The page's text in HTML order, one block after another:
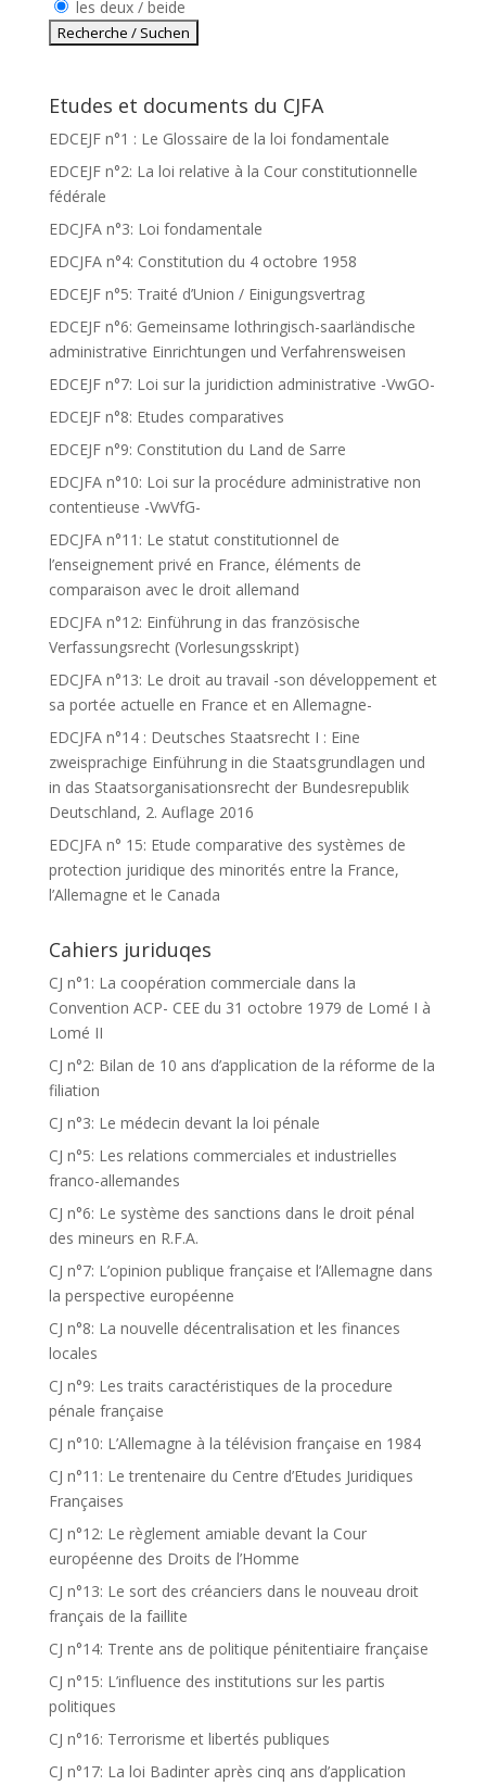
les deux / beide
Etudes et documents du CJFA
EDCEJF n°1 : Le Glossaire de la loi fondamentale
EDCEJF n°2: La loi relative à la Cour constitutionnelle
fédérale
EDCJFA n°3: Loi fondamentale
EDCJFA n°4: Constitution du 4 octobre 1958
EDCEJF n°5: Traité d’Union / Einigungsvertrag
EDCEJF n°6: Gemeinsame lothringisch-saarländische
administrative Einrichtungen und Verfahrensweisen
EDCEJF n°7: Loi sur la juridiction administrative -VwGO-
EDCEJF n°8: Etudes comparatives
EDCEJF n°9: Constitution du Land de Sarre
EDCJFA n°10: Loi sur la procédure administrative non
contentieuse -VwVfG-
EDCJFA n°11: Le statut constitutionnel de
l’enseignement privé en France, éléments de
comparaison avec le droit allemand
EDCJFA n°12: Einführung in das französische
Verfassungsrecht (Vorlesungsskript)
EDCJFA n°13: Le droit au travail -son développement et
sa portée actuelle en France et en Allemagne-
EDCJFA n°14 : Deutsches Staatsrecht I : Eine
zweisprachige Einführung in die Staatsgrundlagen und
in das Staatsorganisationsrecht der Bundesrepublik
Deutschland, 2. Auflage 2016
EDCJFA n° 15: Etude comparative des systèmes de
protection juridique des minorités entre la France,
l’Allemagne et le Canada
Cahiers juriduqes
CJ n°1: La coopération commerciale dans la
Convention ACP- CEE du 31 octobre 1979 de Lomé I à
Lomé II
CJ n°2: Bilan de 10 ans d’application de la réforme de la
filiation
CJ n°3: Le médecin devant la loi pénale
CJ n°5: Les relations commerciales et industrielles
franco-allemandes
CJ n°6: Le système des sanctions dans le droit pénal
des mineurs en R.F.A.
CJ n°7: L’opinion publique française et l’Allemagne dans
la perspective européenne
CJ n°8: La nouvelle décentralisation et les finances
locales
CJ n°9: Les traits caractéristiques de la procedure
pénale française
CJ n°10: L’Allemagne à la télévision française en 1984
CJ n°11: Le trentenaire du Centre d’Etudes Juridiques
Françaises
CJ n°12: Le règlement amiable devant la Cour
européenne des Droits de l’Homme
CJ n°13: Le sort des créanciers dans le nouveau droit
français de la faillite
CJ n°14: Trente ans de politique pénitentiaire française
CJ n°15: L’influence des institutions sur les partis
politiques
CJ n°16: Terrorisme et libertés publiques
CJ n°17: La loi Badinter après cinq ans d’application